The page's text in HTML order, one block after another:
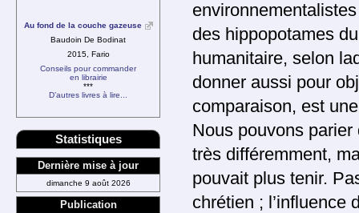
des hippopotames
humanitaire, selon
donner aussi pour
comparaison, est
Nous pouvons parier
très différemment,
pouvait plus tenir.
chrétien ; l’influence
Au fond de la couche gazeuse
Baudoin De Bodinat
2015, Fario
Conseils pour commander
en librairie
***
D’autres livres à lire...
Statistiques
Dernière mise à jour
dimanche 9 août 2026
Publication